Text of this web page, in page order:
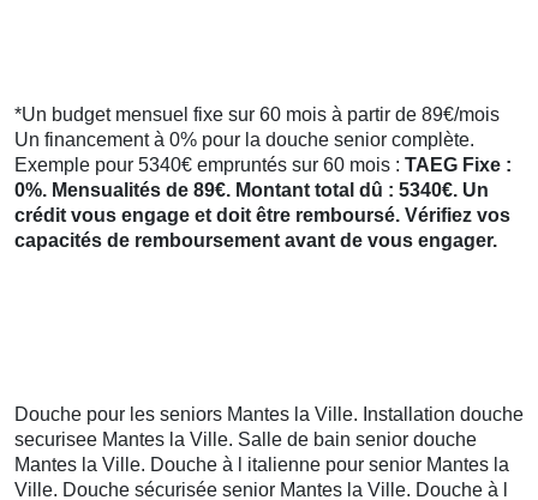
*Un budget mensuel fixe sur 60 mois à partir de 89€/mois
Un financement à 0% pour la douche senior complète.
Exemple pour 5340€ empruntés sur 60 mois : TAEG Fixe :
0%. Mensualités de 89€. Montant total dû : 5340€. Un
crédit vous engage et doit être remboursé. Vérifiez vos
capacités de remboursement avant de vous engager.
Douche pour les seniors Mantes la Ville. Installation douche
securisee Mantes la Ville. Salle de bain senior douche
Mantes la Ville. Douche à l italienne pour senior Mantes la
Ville. Douche sécurisée senior Mantes la Ville. Douche à l